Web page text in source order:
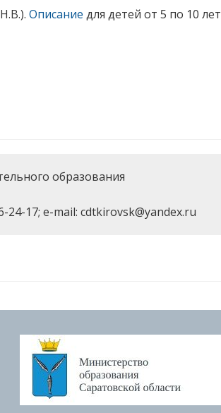
Описание для детей от 5 по 10 лет
образования
24-17; e-mail: cdtkirovsk@yandex.ru